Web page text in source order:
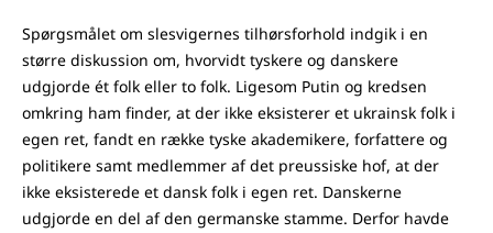
Spørgsmålet om slesvigernes tilhørsforhold indgik i en
større diskussion om, hvorvidt tyskere og danskere
udgjorde ét folk eller to folk. Ligesom Putin og kredsen
omkring ham finder, at der ikke eksisterer et ukrainsk folk i
egen ret, fandt en række tyske akademikere, forfattere og
politikere samt medlemmer af det preussiske hof, at der
ikke eksisterede et dansk folk i egen ret. Danskerne
udgjorde en del af den germanske stamme. Derfor havde